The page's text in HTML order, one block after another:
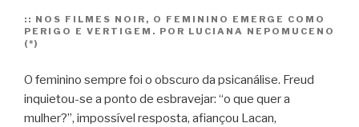
:: NOS FILMES NOIR, O FEMININO EMERGE COMO
PERIGO E VERTIGEM. POR LUCIANA NEPOMUCENO
(*)
O feminino sempre foi o obscuro da psicanálise. Freud
inquietou-se a ponto de esbravejar: “o que quer a
mulher?”, impossível resposta, afiançou Lacan,